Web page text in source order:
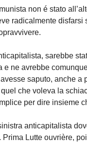
non é stato
radicalmente disfarsi
sarebbe
e ne avrebbe
saputo, anche a
che voleva la
per dire insieme
anticapitalista
Prima Lutte ouvrière,